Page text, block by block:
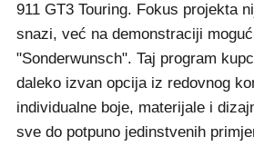
911 GT3 Touring. Fokus projekta
snazi, već na demonstraciji
"Sonderwunsch". Taj program
daleko izvan opcija iz redovnog
individualne boje, materijale i
sve do potpuno jedinstvenih